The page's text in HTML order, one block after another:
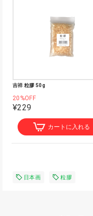
吉祥 粒膠 50g
20%OFF
¥229
カートに入れる
日本画 粒膠